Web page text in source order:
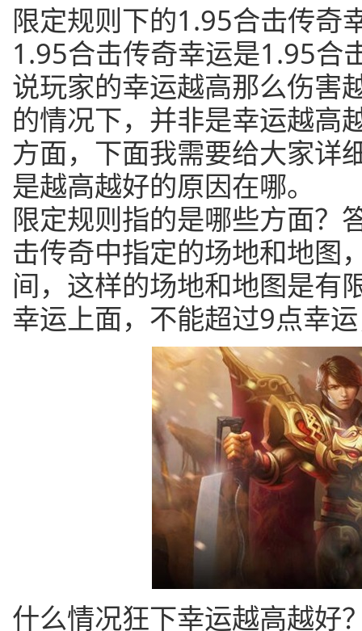
限定规则下的1.95合击传奇
1.95合击传奇幸运是1.95合
说玩家的幸运越高那么伤害
的情况下，并非是幸运越高
方面，下面我需要给大家详
是越高越好的原因在哪。
限定规则指的是哪些方面？
击传奇中指定的场地和地图
间，这样的场地和地图是有
幸运上面，不能超过9点幸
什么情况狂下幸运越高越好